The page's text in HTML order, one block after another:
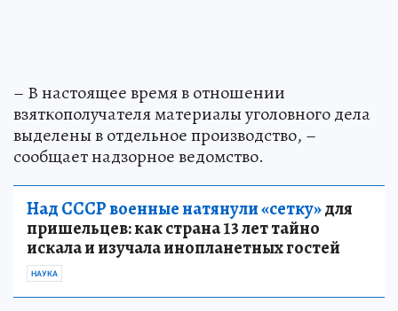
– В настоящее время в отношении
взяткополучателя материалы уголовного дела
выделены в отдельное производство, –
сообщает надзорное ведомство.
Над СССР военные натянули «сетку»для
пришельцев: как страна 13 лет тайно
искала и изучала инопланетных гостей
НАУКА